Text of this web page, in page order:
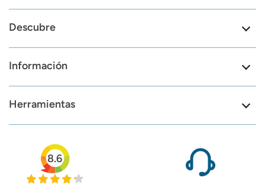
Descubre
Información
Herramientas
8.6